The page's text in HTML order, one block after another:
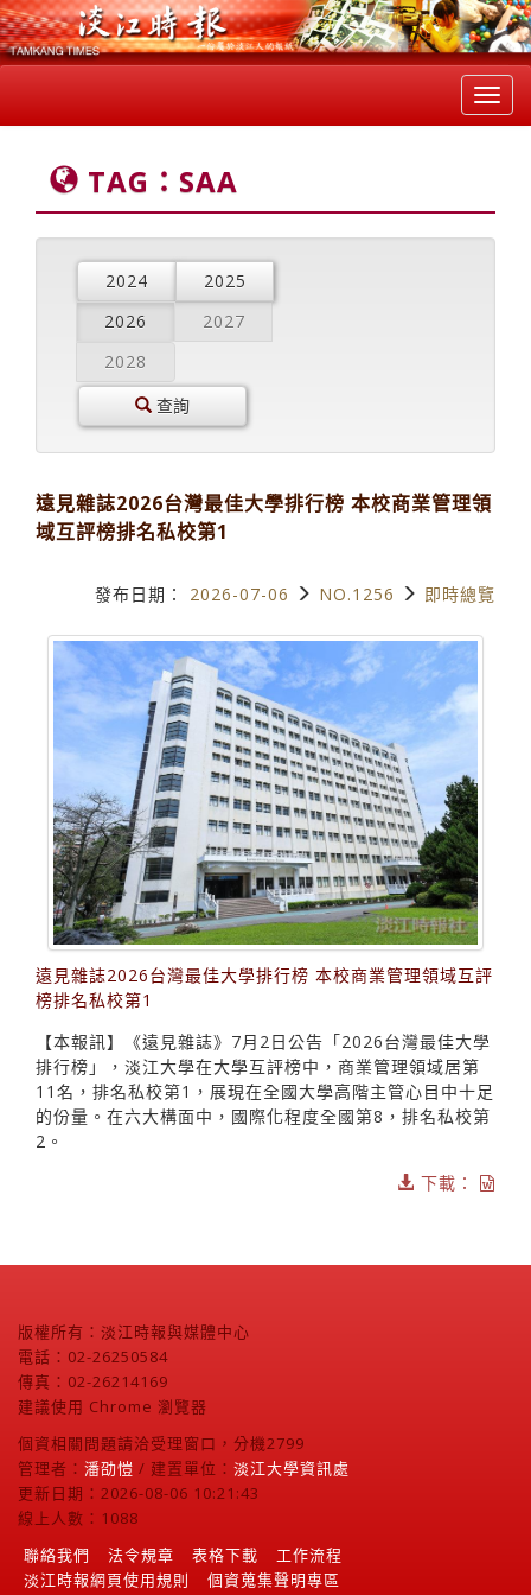
TAG：SAA
2024
2025
2026
2027
2028
查詢
遠見雜誌2026台灣最佳大學排行榜 本校商業管理領
域互評榜排名私校第1
發布日期： 2026-07-06 NO.1256 即時總覽
遠見雜誌2026台灣最佳大學排行榜 本校商業管理領域互評
榜排名私校第1
【本報訊】《遠見雜誌》7月2日公告「2026台灣最佳大學
排行榜」，淡江大學在大學互評榜中，商業管理領域居第
11名，排名私校第1，展現在全國大學高階主管心目中十足
的份量。在六大構面中，國際化程度全國第8，排名私校第
2。
下載：
版權所有：淡江時報與媒體中心
電話：02-26250584
傳真：02-26214169
建議使用 Chrome 瀏覽器
個資相關問題請洽受理窗口，分機2799
管理者： 潘劭愷 / 建置單位： 淡江大學資訊處
更新日期：2026-08-06 10:21:43
線上人數：1088
聯絡我們
法令規章 表格下載
工作流程
淡江時報網頁使用規則
個資蒐集聲明專區